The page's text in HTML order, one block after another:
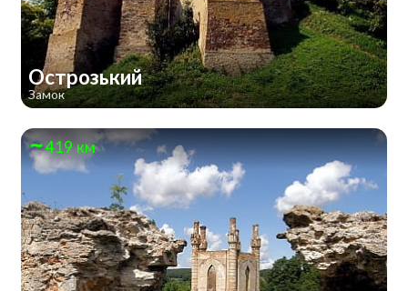
Острозький
Замок
419 км